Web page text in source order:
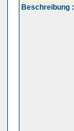
Beschreibung :